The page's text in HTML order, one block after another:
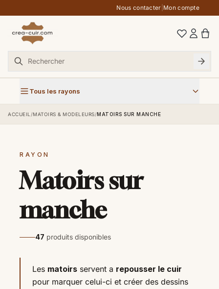
Nous contacter Mon compte
Tous les rayons
ACCUEIL /MATOIRS & MODELEURS/MATOIRS SUR MANCHE
RAYON
Matoirs sur
manche
47 produits disponibles
Les matoirs servent a repousser le cuir
pour marquer celui-ci et créer des dessins